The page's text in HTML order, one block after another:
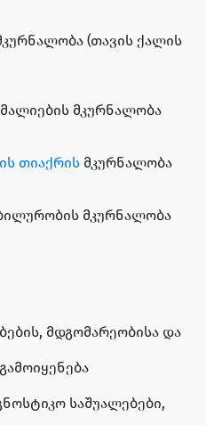
(თავის ქალის
მკურნალობა
თიაქრის მკურნალობა
მკურნალობა
მდგომარეობისა და
საშუალებები,